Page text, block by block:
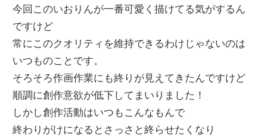
今回このいおりんが一番可愛く描けてる気がするん
ですけど
常にこのクオリティを維持できるわけじゃないのは
いつものことです。
そろそろ作画作業にも終りが見えてきたんですけど
順調に創作意欲が低下してまいりました！
しかし創作活動はいつもこんなもんで
終わりがけになるとさっさと終らせたくなり